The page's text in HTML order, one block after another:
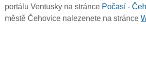
portálu Ventusky na stránce Počasí -
městě Čehovice nalezenete na stránce